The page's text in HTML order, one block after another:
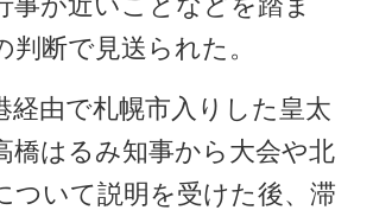
判断で見送られた。
由で札幌市入りした皇太
橋はるみ知事から大会や北
ついて説明を受けた後、滞